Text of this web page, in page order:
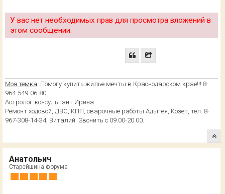
У вас нет необходимых прав для просмотра вложений в
этом сообщении.
Моя темка. Помогу купить жилье мечты в Краснодарском крае!!! 8-
964-549-06-80
Астролог-консультант Ирина.
Ремонт ходовой, ДВС, КПП, сварочные работы Адыгея, Козет, тел. 8-
967-308-14-34, Виталий. Звонить с 09.00-20.00.
Анатольич
Старейшина форума